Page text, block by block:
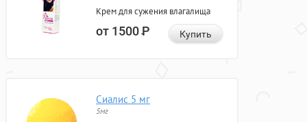
Крем для сужения влагалища
от 1500Р Купить
Сиалис 5 мг
5мг